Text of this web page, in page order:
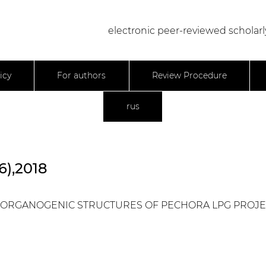
electronic peer-reviewed
For authors Review Procedure
rus
STRUCTURES OF PECHORA LPG